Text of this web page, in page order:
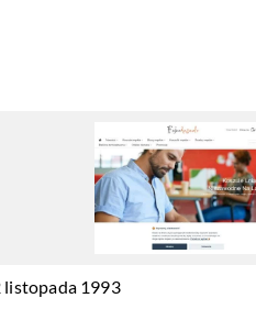
listopada 1993